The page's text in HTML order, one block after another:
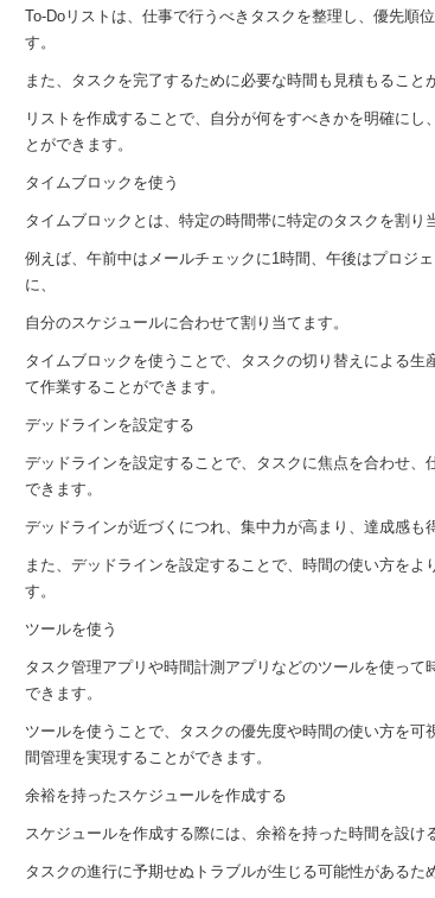
To-Doリストは、仕事で行うべきタスクを整理し、優先順
す。
また、タスクを完了するために必要な時間も見積もること
リストを作成することで、自分が何をすべきかを明確にし
とができます。
タイムブロックを使う
タイムブロックとは、特定の時間帯に特定のタスクを割り
例えば、午前中はメールチェックに1時間、午後はプロジ
に、
自分のスケジュールに合わせて割り当てます。
タイムブロックを使うことで、タスクの切り替えによる生
て作業することができます。
デッドラインを設定する
デッドラインを設定することで、タスクに焦点を合わせ、
できます。
デッドラインが近づくにつれ、集中力が高まり、達成感も
また、デッドラインを設定することで、時間の使い方をよ
す。
ツールを使う
タスク管理アプリや時間計測アプリなどのツールを使って
できます。
ツールを使うことで、タスクの優先度や時間の使い方を可
間管理を実現することができます。
余裕を持ったスケジュールを作成する
スケジュールを作成する際には、余裕を持った時間を設け
タスクの進行に予期せぬトラブルが生じる可能性があるた